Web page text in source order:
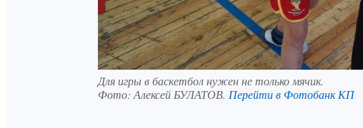
Для игры в баскетбол нужен не только мячик.
Фото: Алексей БУЛАТОВ. Перейти в Фотобанк КП